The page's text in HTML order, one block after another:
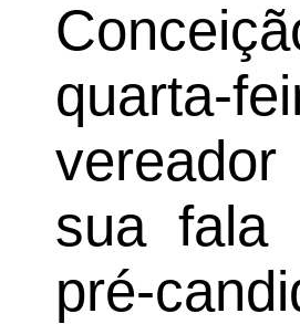
quarta-
sua fala
pré-